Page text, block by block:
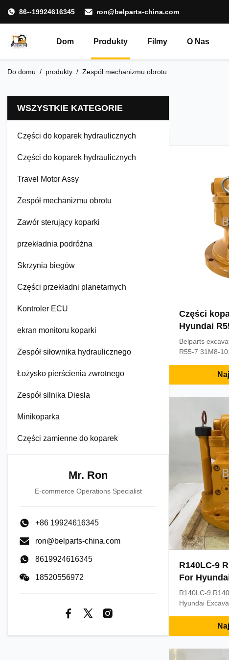
86--19924616345 ron@belparts-china.com
Dom Produkty Filmy O Nas
Do domu / produkty / Zespół mechanizmu obrotu
WSZYSTKIE KATEGORIE
Części do koparek hydraulicznych
Części do koparek hydraulicznych
Travel Motor Assy
Zespół mechanizmu obrotu
Zawór sterujący koparki
przekładnia podróżna
Skrzynia biegów
Części przekładni planetarnych
Kontroler ECU
ekran monitoru koparki
Zespół siłownika hydraulicznego
Łożysko pierścienia zwrotnego
Zespół silnika Diesla
Minikoparka
Części zamienne do koparek
Mr. Ron
E-commerce Operations Specialist
+86 19924616345
ron@belparts-china.com
8619924616345
18520556972
Części
Hyundai
silnika
Belparts
R55-7 31M8-
motor Part
received
R140LC-9
For
Parts
R140LC-9
Hyundai
Product